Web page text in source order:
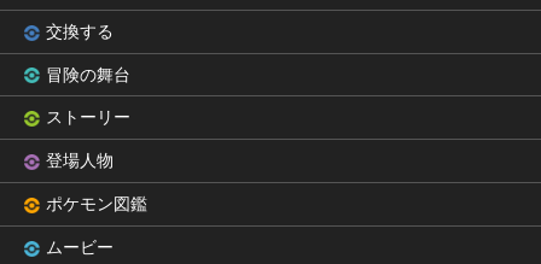
交換する
冒険の舞台
ストーリー
登場人物
ポケモン図鑑
ムービー